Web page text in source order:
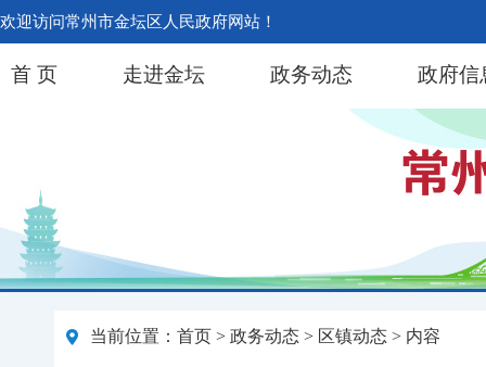
欢迎访问常州市金坛区人民政府网站！
首 页 走进金坛 政务动态 政府信
当前位置： 首页 > 政务动态 > 区镇动态 > 内容